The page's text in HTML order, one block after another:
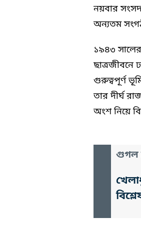
নয়বার সংসদ
অন্যতম
১৯৪৩
ছাত্রজীবনে
গুরুত্বপূর্ণ
তার দীর্ঘ
অংশ নিয়ে
গুগল